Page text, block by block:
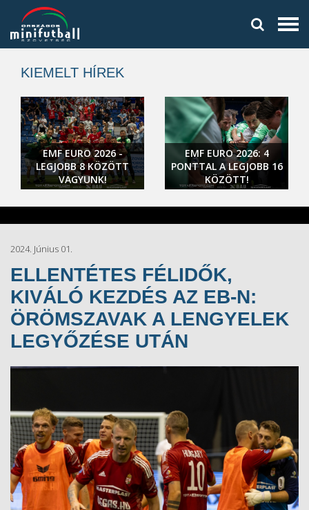
KIEMELT HÍREK
EMF EURO 2026 -
LEGJOBB 8 KÖZÖTT
VAGYUNK!
EMF EURO 2026: 4
PONTTAL A LEGJOBB 16
KÖZÖTT!
2024. Június 01.
ELLENTÉTES FÉLIDŐK,
KIVÁLÓ KEZDÉS AZ EB-N:
ÖRÖMSZAVAK A LENGYELEK
LEGYŐZÉSE UTÁN